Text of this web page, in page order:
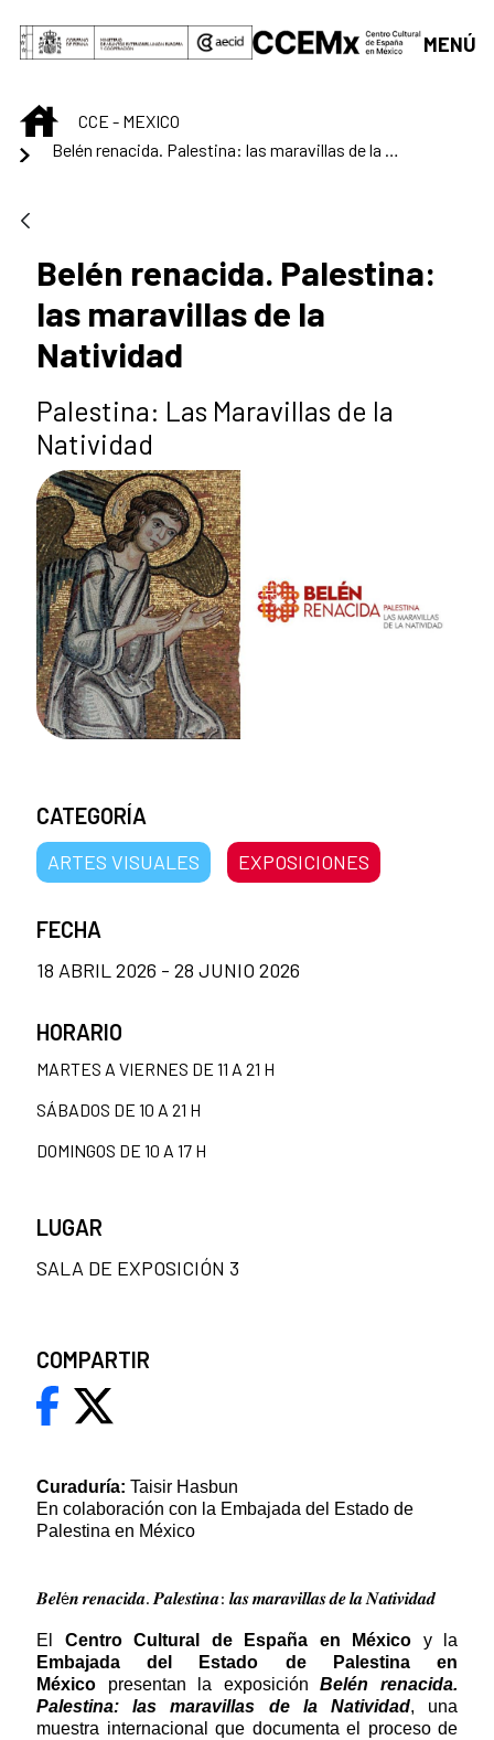
Saltar al contenido principal
MENÚ
INICIOCCE - MEXICO
Belén renacida. Palestina: las maravillas de la Natividad
Belén renacida. Palestina:
las maravillas de la
Natividad
Palestina: Las Maravillas de la
Natividad
Curaduría: Taisir Hasbun
En colaboración con la Embajada del Estado de
Palestina en México
𝑩𝒆𝒍é𝒏 𝒓𝒆𝒏𝒂𝒄𝒊𝒅𝒂. 𝑷𝒂𝒍𝒆𝒔𝒕𝒊𝒏𝒂: 𝒍𝒂𝒔 𝒎𝒂𝒓𝒂𝒗𝒊𝒍𝒍𝒂𝒔 𝒅𝒆 𝒍𝒂 𝑵𝒂𝒕𝒊𝒗𝒊𝒅𝒂𝒅
El Centro Cultural de España en México y
la
Embajada del Estado de Palestina en
México presentan la exposición Belén renacida.
Palestina: las maravillas de la Natividad, una
muestra internacional que documenta el proceso de
CATEGORÍA
ARTES VISUALES EXPOSICIONES
FECHA
18 ABRIL 2026 - 28 JUNIO 2026
HORARIO
MARTES A VIERNES DE 11 A 21 H
SÁBADOS DE 10 A 21 H
DOMINGOS DE 10 A 17 H
LUGAR
SALA DE EXPOSICIÓN 3
COMPARTIR